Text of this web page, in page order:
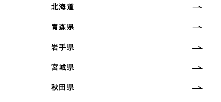
北海道
青森県
岩手県
宮城県
秋田県